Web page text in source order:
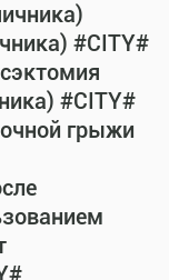
#CITY#
#CITY#
грыжи